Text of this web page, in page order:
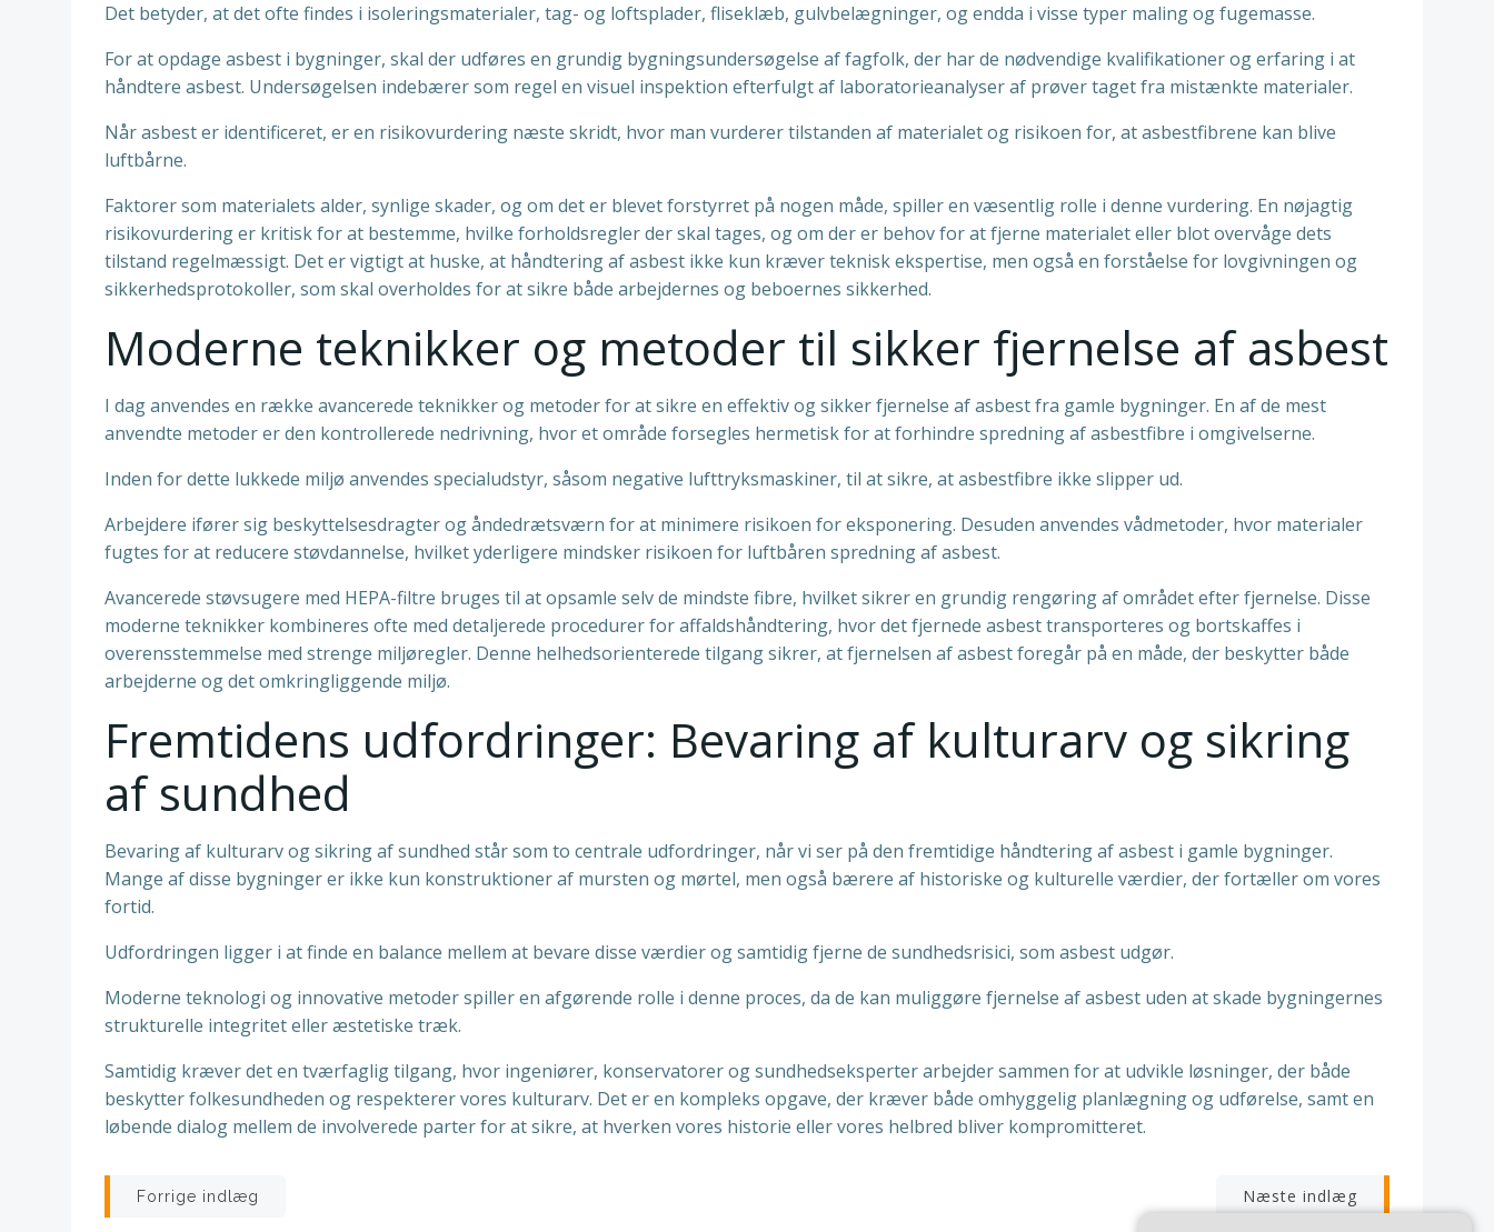
Det betyder, at det ofte findes i isoleringsmaterialer, tag- og loftsplader, fliseklæb, gulvbelægninger, og endda i visse typer maling og fugemasse.
For at opdage asbest i bygninger, skal der udføres en grundig bygningsundersøgelse af fagfolk, der har de nødvendige kvalifikationer og erfaring i at
håndtere asbest. Undersøgelsen indebærer som regel en visuel inspektion efterfulgt af laboratorieanalyser af prøver taget fra mistænkte materialer.
Når asbest er identificeret, er en risikovurdering næste skridt, hvor man vurderer tilstanden af materialet og risikoen for, at asbestfibrene kan blive
luftbårne.
Faktorer som materialets alder, synlige skader, og om det er blevet forstyrret på nogen måde, spiller en væsentlig rolle i denne vurdering. En nøjagtig
risikovurdering er kritisk for at bestemme, hvilke forholdsregler der skal tages, og om der er behov for at fjerne materialet eller blot overvåge dets
tilstand regelmæssigt. Det er vigtigt at huske, at håndtering af asbest ikke kun kræver teknisk ekspertise, men også en forståelse for lovgivningen og
sikkerhedsprotokoller, som skal overholdes for at sikre både arbejdernes og beboernes sikkerhed.
Moderne teknikker og metoder til sikker fjernelse af asbest
I dag anvendes en række avancerede teknikker og metoder for at sikre en effektiv og sikker fjernelse af asbest fra gamle bygninger. En af de mest
anvendte metoder er den kontrollerede nedrivning, hvor et område forsegles hermetisk for at forhindre spredning af asbestfibre i omgivelserne.
Inden for dette lukkede miljø anvendes specialudstyr, såsom negative lufttryksmaskiner, til at sikre, at asbestfibre ikke slipper ud.
Arbejdere ifører sig beskyttelsesdragter og åndedrætsværn for at minimere risikoen for eksponering. Desuden anvendes vådmetoder, hvor materialer
fugtes for at reducere støvdannelse, hvilket yderligere mindsker risikoen for luftbåren spredning af asbest.
Avancerede støvsugere med HEPA-filtre bruges til at opsamle selv de mindste fibre, hvilket sikrer en grundig rengøring af området efter fjernelse. Disse
moderne teknikker kombineres ofte med detaljerede procedurer for affaldshåndtering, hvor det fjernede asbest transporteres og bortskaffes i
overensstemmelse med strenge miljøregler. Denne helhedsorienterede tilgang sikrer, at fjernelsen af asbest foregår på en måde, der beskytter både
arbejderne og det omkringliggende miljø.
Fremtidens udfordringer: Bevaring af kulturarv og sikring
af sundhed
Bevaring af kulturarv og sikring af sundhed står som to centrale udfordringer, når vi ser på den fremtidige håndtering af asbest i gamle bygninger.
Mange af disse bygninger er ikke kun konstruktioner af mursten og mørtel, men også bærere af historiske og kulturelle værdier, der fortæller om vores
fortid.
Udfordringen ligger i at finde en balance mellem at bevare disse værdier og samtidig fjerne de sundhedsrisici, som asbest udgør.
Moderne teknologi og innovative metoder spiller en afgørende rolle i denne proces, da de kan muliggøre fjernelse af asbest uden at skade bygningernes
strukturelle integritet eller æstetiske træk.
Samtidig kræver det en tværfaglig tilgang, hvor ingeniører, konservatorer og sundhedseksperter arbejder sammen for at udvikle løsninger, der både
beskytter folkesundheden og respekterer vores kulturarv. Det er en kompleks opgave, der kræver både omhyggelig planlægning og udførelse, samt en
løbende dialog mellem de involverede parter for at sikre, at hverken vores historie eller vores helbred bliver kompromitteret.
Indlægsnavigation
Forrige indlæg Indlægsnavigation Næste indlæg